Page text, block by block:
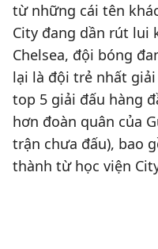
từ những cái tên
City đang dần rút lui
Chelsea, đội bóng
lại là đội trẻ nhất
top 5 giải đấu hàng
hơn đoàn quân của
trận chưa đấu), bao
thành từ học viện